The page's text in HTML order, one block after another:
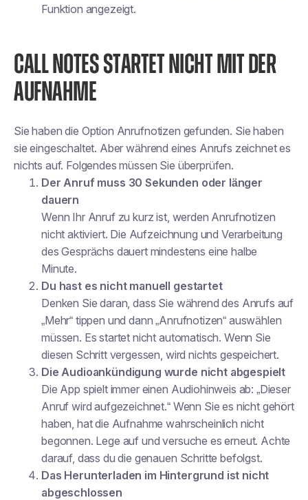
Funktion angezeigt.
CALL NOTES STARTET NICHT MIT DER
AUFNAHME
Sie haben die Option Anrufnotizen gefunden. Sie haben
sie eingeschaltet. Aber während eines Anrufs zeichnet es
nichts auf. Folgendes müssen Sie überprüfen.
Der Anruf muss 30 Sekunden oder länger
dauern
Wenn Ihr Anruf zu kurz ist, werden Anrufnotizen
nicht aktiviert. Die Aufzeichnung und Verarbeitung
des Gesprächs dauert mindestens eine halbe
Minute.
Du hast es nicht manuell gestartet
Denken Sie daran, dass Sie während des Anrufs auf
„Mehr“ tippen und dann „Anrufnotizen“ auswählen
müssen. Es startet nicht automatisch. Wenn Sie
diesen Schritt vergessen, wird nichts gespeichert.
Die Audioankündigung wurde nicht abgespielt
Die App spielt immer einen Audiohinweis ab: „Dieser
Anruf wird aufgezeichnet.“ Wenn Sie es nicht gehört
haben, hat die Aufnahme wahrscheinlich nicht
begonnen. Lege auf und versuche es erneut. Achte
darauf, dass du die genauen Schritte befolgst.
Das Herunterladen im Hintergrund ist nicht
abgeschlossen